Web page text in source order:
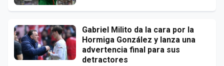
Gabriel Milito da la cara por la
Hormiga González y lanza una
advertencia final para sus
detractores